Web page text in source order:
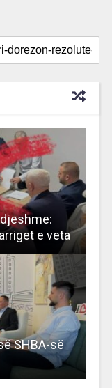
e veta
SHBA-së